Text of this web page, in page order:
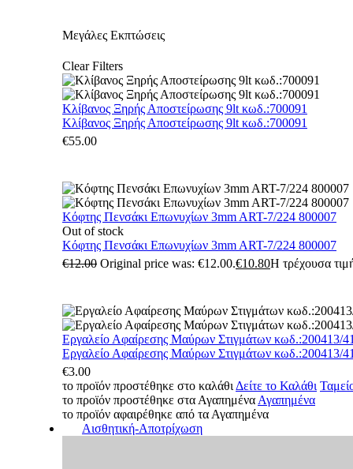
Μεγάλες Εκπτώσεις
Clear Filters
Κλίβανος Ξηρής Αποστείρωσης 9lt κωδ.:700091
Κλίβανος Ξηρής Αποστείρωσης 9lt κωδ.:700091
€55.00
Κόφτης Πενσάκι Επωνυχίων 3mm ART-7/224 800007
Out of stock
Κόφτης Πενσάκι Επωνυχίων 3mm ART-7/224 800007
€12.00 Original price was: €12.00.€10.80Η τρέχουσα
Εργαλείο Αφαίρεσης Μαύρων Στιγμάτων κωδ.:200413/
Εργαλείο Αφαίρεσης Μαύρων Στιγμάτων κωδ.:200413/
€3.00
το προϊόν προστέθηκε στο καλάθι Δείτε το Καλάθι
το προϊόν προστέθηκε στα Αγαπημένα Αγαπημένα
το προϊόν αφαιρέθηκε από τα Αγαπημένα
Αισθητική-Αποτρίχωση